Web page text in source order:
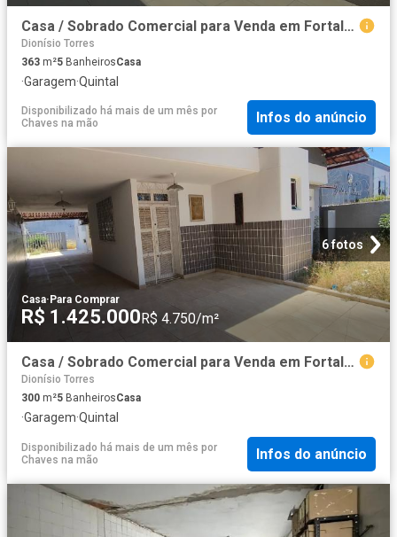
Casa / Sobrado Comercial para Venda em Fortaleza/CE Dionisio Torres
Dionísio Torres
363 m²5 BanheirosCasa
·Garagem·Quintal
Disponibilizado há mais de um mês por
Chaves na mão
Infos do anúncio
6 fotos
Casa· Para Comprar
R$ 1.425.000 R$ 4.750/m²
Casa / Sobrado Comercial para Venda em Fortaleza/CE Dionisio Torres
Dionísio Torres
300 m²5 BanheirosCasa
·Garagem·Quintal
Disponibilizado há mais de um mês por
Chaves na mão
Infos do anúncio